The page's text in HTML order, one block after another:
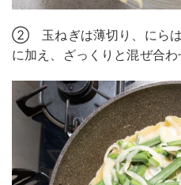
② 玉ねぎは薄切り、にら
に加え、ざっくりと混ぜ合わ